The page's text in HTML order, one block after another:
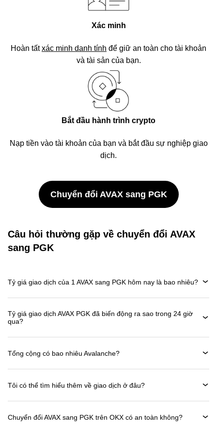
Xác minh
Hoàn tấtxác minh danh tính để giữ an toàn cho tài khoản
và tài sản của bạn.
Bắt đầu hành trình crypto
Nạp tiền vào tài khoản của bạn và bắt đầu sự nghiệp giao
dịch.
Chuyển đổi AVAX sang PGK
Câu hỏi thường gặp về chuyển đổi AVAX
sang PGK
Tỷ giá giao dịch của 1 AVAX sang PGK hôm nay là bao nhiêu?
Tỷ giá giao dịch AVAX PGK đã biến động ra sao trong 24 giờ
qua?
Tổng cộng có bao nhiêu Avalanche?
Tôi có thể tìm hiểu thêm về giao dịch ở đâu?
Chuyển đổi AVAX sang PGK trên OKX có an toàn không?